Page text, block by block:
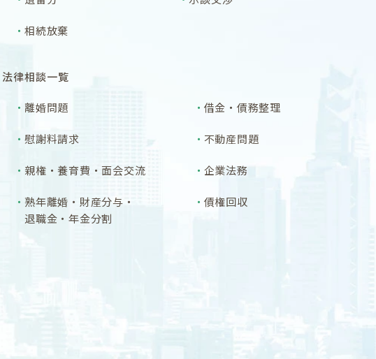
相続放棄
法律相談一覧
離婚問題
慰謝料請求
親権・養育費・面会交流
熟年離婚・財産分与・
退職金・年金分割
借金・債務整理
不動産問題
企業法務
債権回収